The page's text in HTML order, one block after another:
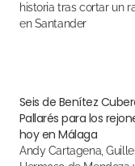
historia tras cortar un
en Santander
Seis de Benítez
Pallarés para los
hoy en Málaga
Andy Cartagena, Guillermo